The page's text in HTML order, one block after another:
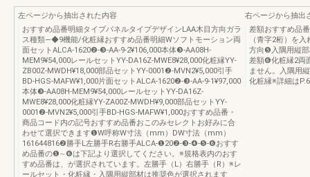
左ページから抽出された内容
おすすめ品番明細タイプパネルタイプデザインLAA木目方向ガラ
ス種類―◆9機能/化粧縁おすすめ品番明細Wソフトモーション両
面セットALCA-1620❷-❸-AA-9-2¥106,000本体❸-AA08H-
MEM9¥54,000レールセットYY-DA16Z-MWE8¥28,000化粧縁YY-
ZB00Z-MWDH¥18,000部品セットYY-0001❷-MVN2¥5,000引手
BD-HGS-MAFW¥1,000片面セットALCA-1620❷-❸-AA-9-1¥97,000
本体❸-AA08H-MEM9¥54,000レールセットYY-DA16Z-
MWE8¥28,000化粧縁YY-ZA00Z-MWDH¥9,000部品セットYY-
0001❷-MVN2¥5,000引手BD-HGS-MAFW¥1,000おすすめ品番・
商品コード内の記号おすすめ品番おこのみセレクトお好みに合
わせて選択できます❶W呼称W寸法（mm）DW寸法（mm）
161644816❷勝手L左勝手R右勝手ALCA-❶20❷-❸-❹-❺-❻おすす
め品番の❶∼❻は下記より選択してください。※規格表内のおす
すめ品番は、が選択されています。左勝手（L）右勝手（R）※レ
ールセット・化粧縁・入隅用縦部材は推奨色が選択されます
右ページから抽出
差額おすすめ品
（青字2桁）を
方向❺入隅用縦
差額❻化粧縁2両
ません。入隅用
化粧縁※詳細は